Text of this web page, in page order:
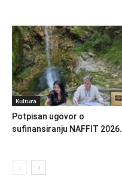
Kultura
Potpisan ugovor o
sufinansiranju NAFFIT 2026.